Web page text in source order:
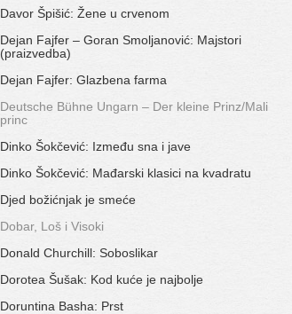
Davor Špišić: Žene u crvenom
Dejan Fajfer – Goran Smoljanović: Majstori
(praizvedba)
Dejan Fajfer: Glazbena farma
Deutsche Bühne Ungarn – Der kleine Prinz/Mali
princ
Dinko Šokčević: Između sna i jave
Dinko Šokčević: Mađarski klasici na kvadratu
Djed božićnjak je smeće
Dobar, Loš i Visoki
Donald Churchill: Soboslikar
Dorotea Šušak: Kod kuće je najbolje
Doruntina Basha: Prst